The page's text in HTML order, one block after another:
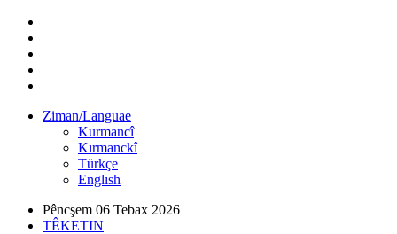
Ziman/Languae
Kurmancî
Kırmanckî
Türkçe
Englısh
Pêncşem 06 Tebax 2026
TÊKETIN